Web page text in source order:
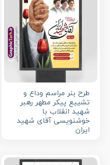
طرح بنر مراسم وداع و
تشییع پیکر مطهر رهبر
شهید انقلاب با
خوشنویسی آقای شهید
ایران